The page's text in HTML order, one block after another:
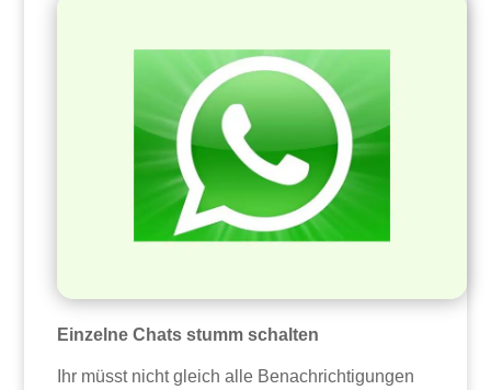
Einzelne Chats stumm schalten
Ihr müsst nicht gleich alle Benachrichtigungen